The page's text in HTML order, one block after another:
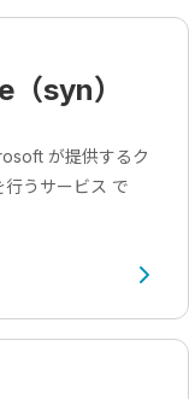
syn）
が提供するク
うサービス で